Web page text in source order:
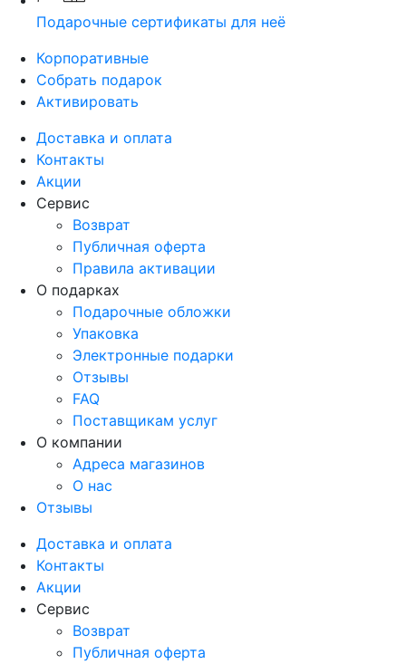
Подарочные сертификаты для неё
Корпоративные
Собрать подарок
Активировать
Доставка и оплата
Контакты
Акции
Сервис
Возврат
Публичная оферта
Правила активации
О подарках
Подарочные обложки
Упаковка
Электронные подарки
Отзывы
FAQ
Поставщикам услуг
О компании
Адреса магазинов
О нас
Отзывы
Доставка и оплата
Контакты
Акции
Сервис
Возврат
Публичная оферта